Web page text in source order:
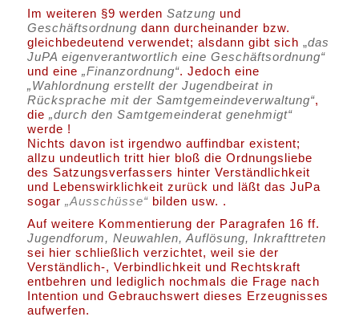
Im weiteren §9 werdenSatzung und
Geschäftsordnung dann durcheinander bzw.
gleichbedeutend verwendet; alsdann gibt sich„das
JuPA eigenverantwortlich eine Geschäftsordnung“
und eine„Finanzordnung“. Jedoch eine
„Wahlordnung erstellt der Jugendbeirat in
Rücksprache mit der Samtgemeindeverwaltung“,
die„durch den Samtgemeinderat genehmigt“
werde !
Nichts davon ist irgendwo auffindbar existent;
allzu undeutlich tritt hier bloß die Ordnungsliebe
des Satzungsverfassers hinter Verständlichkeit
und Lebenswirklichkeit zurück und läßt das JuPa
sogar„Ausschüsse“ bilden usw. .
Auf weitere Kommentierung der Paragrafen 16 ff.
Jugendforum, Neuwahlen, Auflösung, Inkrafttreten
sei hier schließlich verzichtet, weil sie der
Verständlich-, Verbindlichkeit und Rechtskraft
entbehren und lediglich nochmals die Frage nach
Intention und Gebrauchswert dieses Erzeugnisses
aufwerfen.